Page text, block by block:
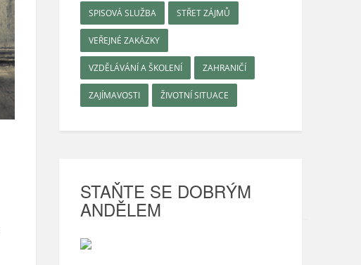
SPISOVÁ SLUŽBA STŘET ZÁJMŮ
VEŘEJNÉ ZAKÁZKY
VZDĚLÁVÁNÍ A ŠKOLENÍ ZAHRANIČÍ
ZAJÍMAVOSTI ŽIVOTNÍ SITUACE
STAŇTE SE DOBRÝM
ANDĚLEM